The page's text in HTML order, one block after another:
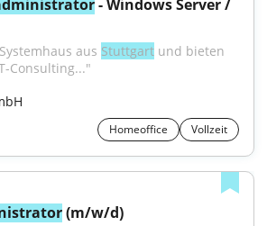
- Windows Server /
aus Stuttgart und bieten
Consulting..."
Homeoffice Vollzeit
(m/w/d)